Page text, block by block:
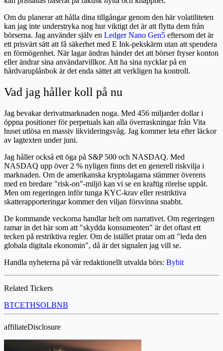
Om du planerar att hålla dina tillgångar genom den här volatiliteten
kan jag inte understryka nog hur viktigt det är att flytta dem från
börserna. Jag använder själv en Ledger Nano Gen5 eftersom det är
ett prisvärt sätt att få säkerhet med E Ink-pekskärm utan att spendera
en förmögenhet. När lagar ändras händer det att börser fryser konton
eller ändrar sina användarvillkor. Att ha sina nycklar på en
hårdvaruplånbok är det enda sättet att verkligen ha kontroll.
Vad jag håller koll på nu
Jag bevakar derivatmarknaden noga. Med 456 miljarder dollar i
öppna positioner för perpetuals kan alla överraskningar från Vita
huset utlösa en massiv likvideringsvåg. Jag kommer leta efter läckor
av lagtexten under juni.
Jag håller också ett öga på S&P 500 och NASDAQ. Med
NASDAQ upp över 2 % nyligen finns det en generell riskvilja i
marknaden. Om de amerikanska kryptolagarna stämmer överens
med en bredare "risk-on"-miljö kan vi se en kraftig rörelse uppåt.
Men om regeringen inför tunga KYC-krav eller restriktiva
skatterapporteringar kommer den viljan försvinna snabbt.
De kommande veckorna handlar helt om narrativet. Om regeringen
ramar in det här som att "skydda konsumenten" är det oftast ett
tecken på restriktiva regler. Om de istället pratar om att "leda den
globala digitala ekonomin", då är det signalen jag vill se.
Handla nyheterna på vår redaktionellt utvalda börs: Bybit
Related Tickers
BTCETHSOLBNB
affiliateDisclosure